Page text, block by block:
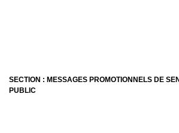
SECTION : MESSAGES PROMOTIONNELS DE
PUBLIC